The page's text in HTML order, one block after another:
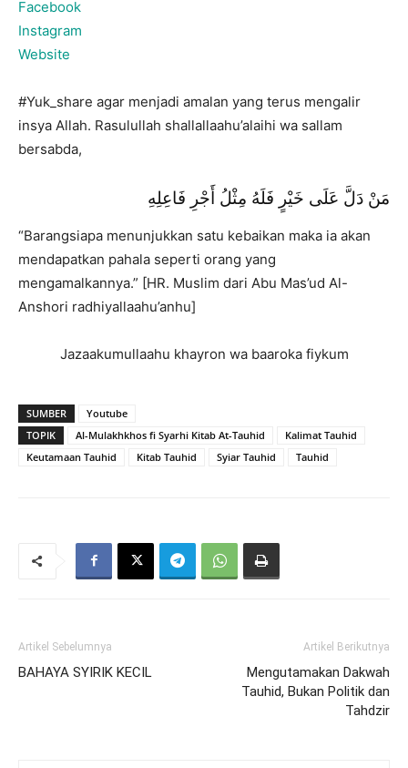
Facebook
Instagram
Website
#Yuk_share agar menjadi amalan yang terus mengalir
insya Allah. Rasulullah shallallaahu’alaihi wa sallam
bersabda,
مَنْ دَلَّ عَلَى خَيْرٍ فَلَهُ مِثْلُ أَجْرِ فَاعِلِهِ
“Barangsiapa menunjukkan satu kebaikan maka ia akan
mendapatkan pahala seperti orang yang
mengamalkannya.” [HR. Muslim dari Abu Mas’ud Al-
Anshori radhiyallaahu’anhu]
Jazaakumullaahu khayron wa baaroka fiykum
SUMBER
Youtube
TOPIK
Al-Mulakhkhos fi Syarhi Kitab At-Tauhid
Kalimat Tauhid
Keutamaan Tauhid
Kitab Tauhid Syiar Tauhid Tauhid
Artikel Sebelumnya
BAHAYA SYIRIK KECIL
Artikel Berikutnya
Mengutamakan Dakwah
Tauhid, Bukan Politik dan
Tahdzir